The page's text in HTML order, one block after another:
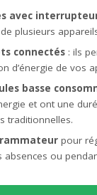
avec
plusieurs
connectés : ils
d’énergie de vos
basse
et ont une
traditionnelles.
pour
ou